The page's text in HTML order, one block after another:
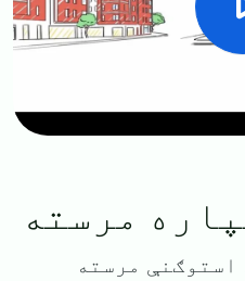
مرسته
استوګنې مرسته